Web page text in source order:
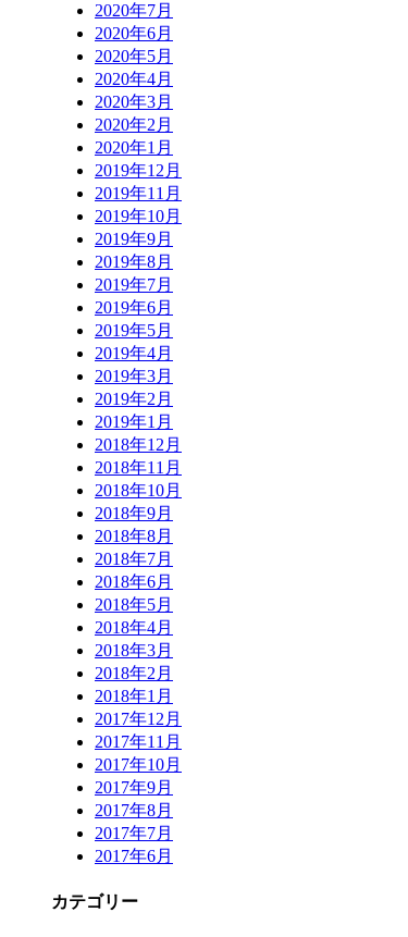
2020年7月
2020年6月
2020年5月
2020年4月
2020年3月
2020年2月
2020年1月
2019年12月
2019年11月
2019年10月
2019年9月
2019年8月
2019年7月
2019年6月
2019年5月
2019年4月
2019年3月
2019年2月
2019年1月
2018年12月
2018年11月
2018年10月
2018年9月
2018年8月
2018年7月
2018年6月
2018年5月
2018年4月
2018年3月
2018年2月
2018年1月
2017年12月
2017年11月
2017年10月
2017年9月
2017年8月
2017年7月
2017年6月
カテゴリー